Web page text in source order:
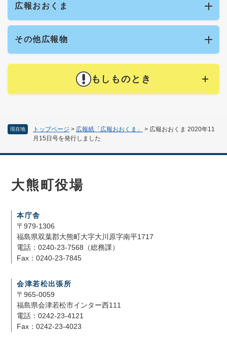
現在地 トップページ > 広報紙「広報おおくま」 > 広報おおくま 2020年11
月15日号を発行しました
広報おおくま
その他広報物
もしものとき
大熊町役場
本庁舎
〒979-1306
福島県双葉郡大熊町大字大川原字南平1717
電話：0240-23-7568（総務課）
Fax：0240-23-7845
会津若松出張所
〒965-0059
福島県会津若松市インター西111
電話：0242-23-4121
Fax：0242-23-4023